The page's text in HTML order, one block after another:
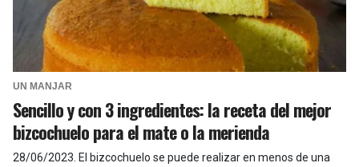
UN MANJAR
Sencillo y con 3 ingredientes: la receta del mejor
bizcochuelo para el mate o la merienda
28/06/2023 El bizcochuelo se puede realizar en menos de una